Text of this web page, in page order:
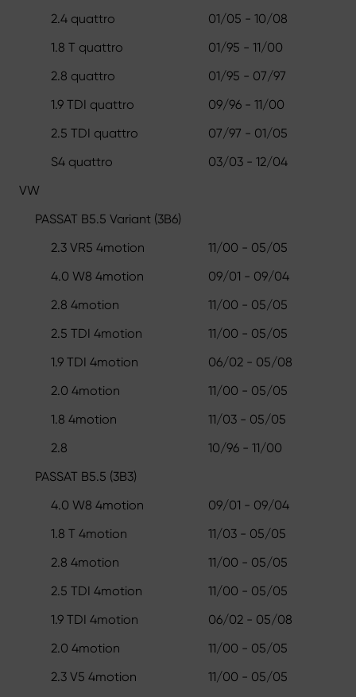
2.4 quattro
01/05 - 10/08
1.8 T quattro
01/95 - 11/00
2.8 quattro
01/95 - 07/97
1.9 TDI quattro
09/96 - 11/00
2.5 TDI quattro
07/97 - 01/05
S4 quattro
03/03 - 12/04
VW
PASSAT B5.5 Variant (3B6)
2.3 VR5 4motion
11/00 - 05/05
4.0 W8 4motion
09/01 - 09/04
2.8 4motion
11/00 - 05/05
2.5 TDI 4motion
11/00 - 05/05
1.9 TDI 4motion
06/02 - 05/08
2.0 4motion
11/00 - 05/05
1.8 4motion
11/03 - 05/05
2.8
10/96 - 11/00
PASSAT B5.5 (3B3)
4.0 W8 4motion
09/01 - 09/04
1.8 T 4motion
11/03 - 05/05
2.8 4motion
11/00 - 05/05
2.5 TDI 4motion
11/00 - 05/05
1.9 TDI 4motion
06/02 - 05/08
2.0 4motion
11/00 - 05/05
2.3 V5 4motion
11/00 - 05/05